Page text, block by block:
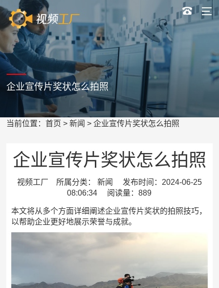
企业宣传片奖状怎么拍照
当前位置：首页 >新闻 > 企业宣传片奖状怎么拍照
企业宣传片奖状怎么拍照
视频工厂 所属分类： 新闻 发布时间：2024-06-25
08:06:34 阅读量：889
本文将从多个方面详细阐述企业宣传片奖状的拍照技巧，
以帮助企业更好地展示荣誉与成就。